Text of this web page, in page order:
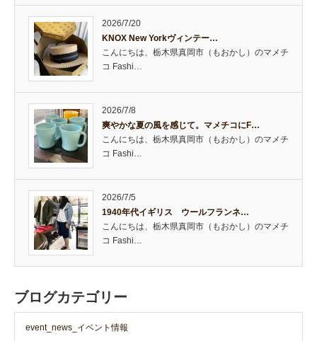
2026/7/20
KNOX New Yorkヴィンテー…
こんにちは、栃木県真岡市（もおかし）のマメチ
コ Fashi…
2026/7/8
爽やかな夏の風を感じて。マメチコにF…
こんにちは、栃木県真岡市（もおかし）のマメチ
コ Fashi…
2026/7/5
1940年代イギリス ウールフランネ…
こんにちは、栃木県真岡市（もおかし）のマメチ
コ Fashi…
ブログカテゴリー
event_news_イベント情報